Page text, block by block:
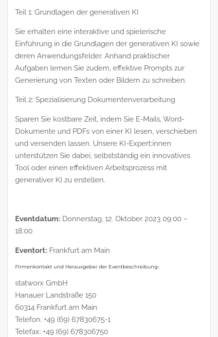
Teil 1: Grundlagen der generativen KI
Sie erhalten eine interaktive und spielerische
Einführung in die Grundlagen der generativen KI sowie
deren Anwendungsfelder. Anhand praktischer
Aufgaben lernen Sie zudem, effektive Prompts zur
Generierung von Texten oder Bildern zu schreiben.
Teil 2: Spezialisierung Dokumentenverarbeitung
Sparen Sie kostbare Zeit, indem Sie E-Mails, Word-
Dokumente und PDFs von einer KI lesen, verschieben
und versenden lassen. Unsere KI-Expert:innen
unterstützen Sie dabei, selbstständig ein innovatives
Tool oder einen effektiven Arbeitsprozess mit
generativer KI zu erstellen.
Eventdatum: Donnerstag, 12. Oktober 2023 09:00 –
18:00
Eventort: Frankfurt am Main
Firmenkontakt und Herausgeber der Eventbeschreibung:
statworx GmbH
Hanauer Landstraße 150
60314 Frankfurt am Main
Telefon: +49 (69) 67830675-1
Telefax: +49 (69) 678306750